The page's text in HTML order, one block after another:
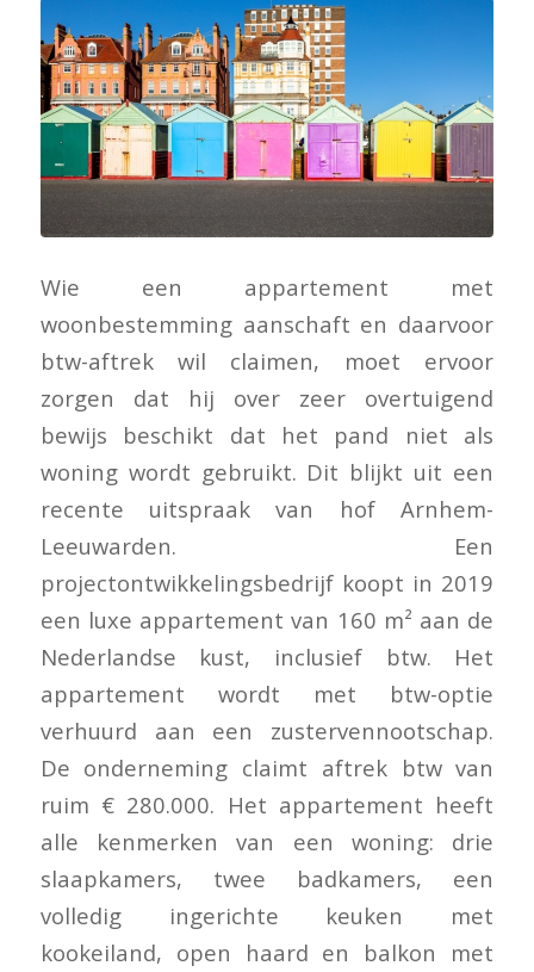
Wie een appartement met
woonbestemming aanschaft en daarvoor
btw-aftrek wil claimen, moet ervoor
zorgen dat hij over zeer overtuigend
bewijs beschikt dat het pand niet als
woning wordt gebruikt. Dit blijkt uit een
recente uitspraak van hof Arnhem-
Leeuwarden. Een
projectontwikkelingsbedrijf koopt in 2019
een luxe appartement van 160 m² aan de
Nederlandse kust, inclusief btw. Het
appartement wordt met btw-optie
verhuurd aan een zustervennootschap.
De onderneming claimt aftrek btw van
ruim € 280.000. Het appartement heeft
alle kenmerken van een woning: drie
slaapkamers, twee badkamers, een
volledig ingerichte keuken met
kookeiland, open haard en balkon met